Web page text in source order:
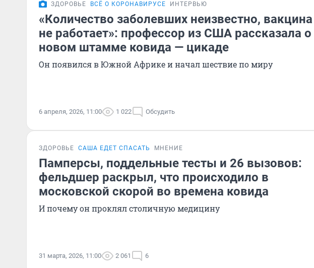
ЗДОРОВЬЕ ВСЁ О КОРОНАВИРУСЕ ИНТЕРВЬЮ
«Количество заболевших неизвестно, вакцина
не работает»: профессор из США рассказала о
новом штамме ковида — цикаде
Он появился в Южной Африке и начал шествие по миру
6 апреля, 2026, 11:00 1 022 Обсудить
ЗДОРОВЬЕ САША ЕДЕТ СПАСАТЬ МНЕНИЕ
Памперсы, поддельные тесты и 26 вызовов:
фельдшер раскрыл, что происходило в
московской скорой во времена ковида
И почему он проклял столичную медицину
31 марта, 2026, 11:00 2 061 6